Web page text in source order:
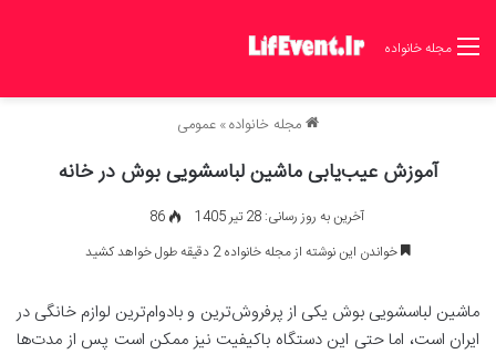
مجله خانواده
مجله خانواده»عمومی
آموزش عیب‌یابی ماشین لباسشویی بوش در خانه
آخرین به روز رسانی: 28 تیر 1405
86
خواندن این نوشته از مجله خانواده 2 دقیقه طول خواهد کشید
ماشین لباسشویی بوش یکی از پرفروش‌ترین و بادوام‌ترین لوازم خانگی در
ایران است، اما حتی این دستگاه باکیفیت نیز ممکن است پس از مدت‌ها